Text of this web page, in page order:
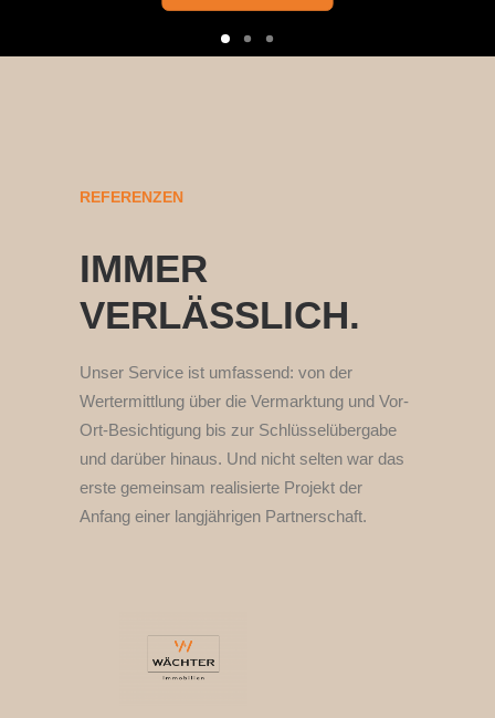
REFERENZEN
IMMER
VERLÄSSLICH.
Unser Service ist umfassend: von der
Wertermittlung über die Vermarktung und Vor-
Ort-Besichtigung bis zur Schlüsselübergabe
und darüber hinaus. Und nicht selten war das
erste gemeinsam realisierte Projekt der
Anfang einer langjährigen Partnerschaft.